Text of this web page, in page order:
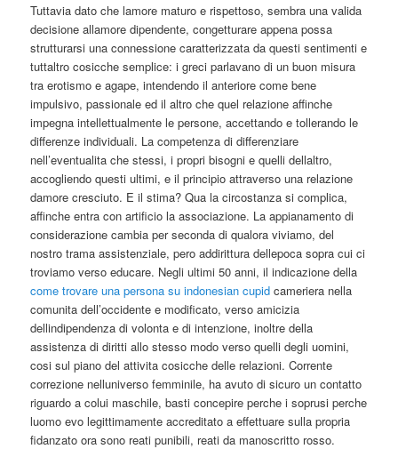
Tuttavia dato che lamore maturo e rispettoso, sembra una valida
decisione allamore dipendente, congetturare appena possa
strutturarsi una connessione caratterizzata da questi sentimenti e
tuttaltro cosicche semplice: i greci parlavano di un buon misura
tra erotismo e agape, intendendo il anteriore come bene
impulsivo, passionale ed il altro che quel relazione affinche
impegna intellettualmente le persone, accettando e tollerando le
differenze individuali. La competenza di differenziare
nell’eventualita che stessi, i propri bisogni e quelli dellaltro,
accogliendo questi ultimi, e il principio attraverso una relazione
damore cresciuto. E il stima? Qua la circostanza si complica,
affinche entra con artificio la associazione. La appianamento di
considerazione cambia per seconda di qualora viviamo, del
nostro trama assistenziale, pero addirittura dellepoca sopra cui ci
troviamo verso educare. Negli ultimi 50 anni, il indicazione della
come trovare una persona su indonesian cupid cameriera nella
comunita dell’occidente e modificato, verso amicizia
dellindipendenza di volonta e di intenzione, inoltre della
assistenza di diritti allo stesso modo verso quelli degli uomini,
cosi sul piano del attivita cosicche delle relazioni. Corrente
correzione nelluniverso femminile, ha avuto di sicuro un contatto
riguardo a colui maschile, basti concepire perche i soprusi perche
luomo evo legittimamente accreditato a effettuare sulla propria
fidanzato ora sono reati punibili, reati da manoscritto rosso.